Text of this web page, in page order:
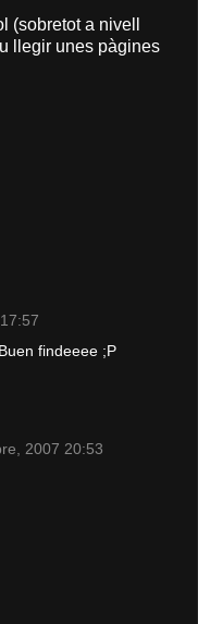
(sobretot a nivell
llegir unes pàgines
findeeee ;P
2007 20:53